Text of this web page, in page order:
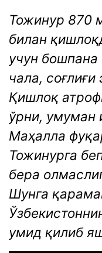
Тожинур 870
билан
учун
чала,
Қишлоқ
ўрни, умуман
Маҳалла
Тожинурга
бера
Шунга
умид қилиб